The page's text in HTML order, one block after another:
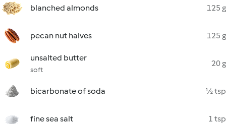
blanched almonds
125 g
pecan nut halves 125 g
unsalted butter
soft
20 g
bicarbonate of soda ½ tsp
fine sea salt 1 tsp